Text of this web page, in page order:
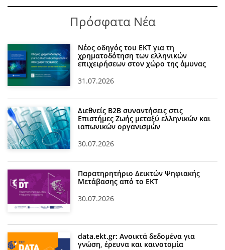
Πρόσφατα Νέα
Νέος οδηγός του ΕΚΤ για τη
χρηματοδότηση των ελληνικών
επιχειρήσεων στον χώρο της άμυνας
31.07.2026
Διεθνείς Β2Β συναντήσεις στις
Επιστήμες Ζωής μεταξύ ελληνικών και
ιαπωνικών οργανισμών
30.07.2026
Παρατηρητήριο Δεικτών Ψηφιακής
Μετάβασης από το ΕΚΤ
30.07.2026
data.ekt.gr: Ανοικτά δεδομένα για
γνώση, έρευνα και καινοτομία